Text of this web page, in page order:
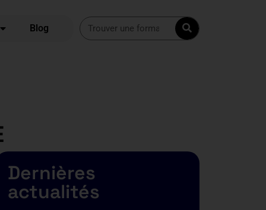
Blog
Dernières
actualités